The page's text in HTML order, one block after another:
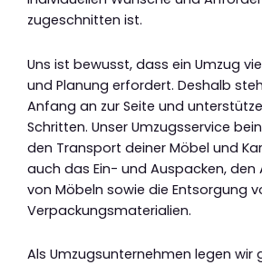
zugeschnitten ist.
Uns ist bewusst, dass ein Umzug
und Planung erfordert. Deshalb
Anfang an zur Seite und
Schritten. Unser Umzugsservice
den Transport deiner Möbel und
auch das Ein- und Auspacken,
von Möbeln sowie die Entsorgung
Verpackungsmaterialien.
Als Umzugsunternehmen legen wir